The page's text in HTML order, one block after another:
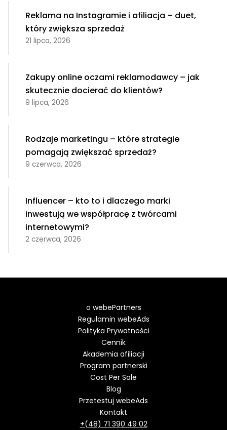
Reklama na Instagramie i afiliacja – duet,
który zwiększa sprzedaż
21 lipca, 2026
Zakupy online oczami reklamodawcy – jak
skutecznie docierać do klientów?
9 lipca, 2026
Rodzaje marketingu – które strategie
pomagają zwiększać sprzedaż?
9 czerwca, 2026
Influencer – kto to i dlaczego marki
inwestują we współpracę z twórcami
internetowymi?
2 czerwca, 2026
o webePartners
Regulamin webeAds
Polityka Prywatności
Cennik
Akademia afiliacji
Program partnerski
Cost Per Sale
Blog
Przetestuj webeAds
Kontakt
+(48) 71 390 49 02